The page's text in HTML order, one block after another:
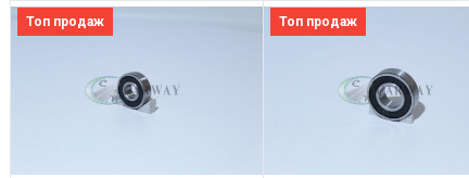
Топ продаж Топ продаж